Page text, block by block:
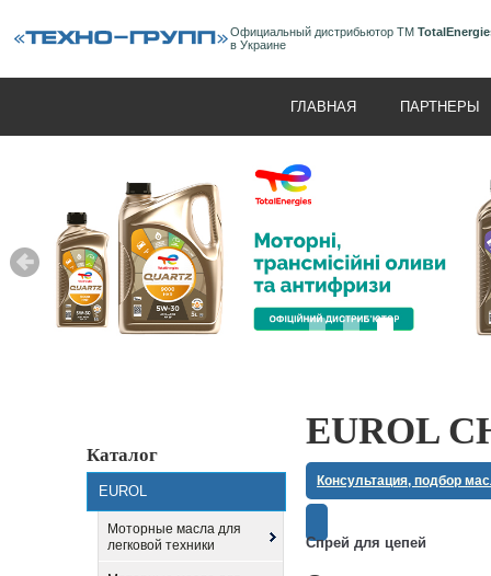
Официальный дистрибьютор ТМ
в Украине
ГЛАВНАЯ ПАРТНЕРЫ
Каталог
EUROL
Моторные масла для
легковой техники
EUROL
Консультация, подбор
Спрей для цепей